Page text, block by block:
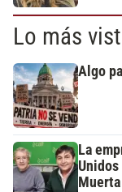
Lo más
Algo
La
Muerta